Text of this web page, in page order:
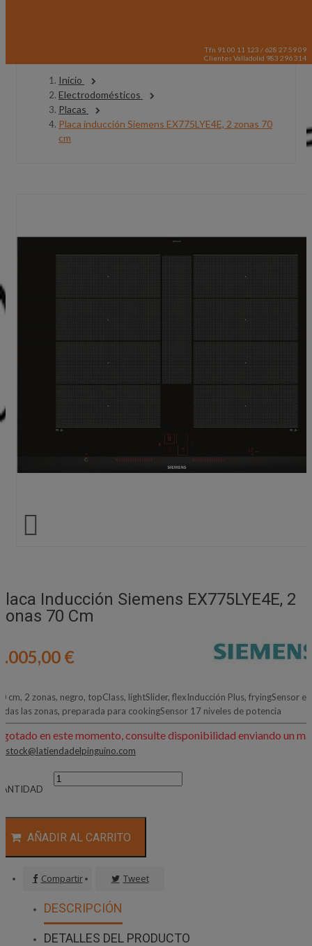
Tfn 91 00 11 123 / 628 27 59 09
Clientes Valladolid 983 296 314
Inicio
Electrodomésticos
Placas
Placa inducción Siemens EX775LYE4E, 2 zonas 70
cm

Inducción Siemens EX775LYE4E, 2
70 Cm
€
cm, 2 zonas, negro, topClass, lightSlider, flexInducción Plus, fryingSensor en
las zonas, preparada para cookingSensor 17 niveles de potencia
en este momento, consulte disponibilidad enviando un
stock@latiendadelpinguino.com
AÑADIR AL CARRITO
Compartir Tweet
DESCRIPCIÓN
DETALLES DEL PRODUCTO